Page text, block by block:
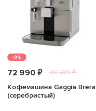
-9%
72 990 ₽ 80 289 ₽
Кофемашина Gaggia Brera
(серебристый)